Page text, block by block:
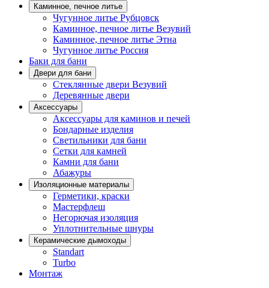
Каминное, печное литье
Чугунное литье Рубцовск
Каминное, печное литье Везувий
Каминное, печное литье Этна
Чугунное литье Россия
Баки для бани
Двери для бани
Стеклянные двери Везувий
Деревянные двери
Аксессуары
Аксессуары для каминов и печей
Бондарные изделия
Светильники для бани
Сетки для камней
Камни для бани
Абажуры
Изоляционные материалы
Герметики, краски
Мастерфлеш
Негорючая изоляция
Уплотнительные шнуры
Керамические дымоходы
Standart
Turbo
Монтаж